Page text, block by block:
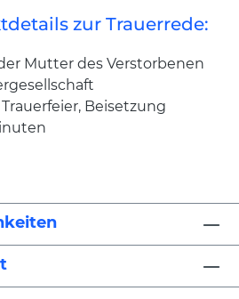
zur Trauerrede:
Mutter des Verstorbenen
Beisetzung